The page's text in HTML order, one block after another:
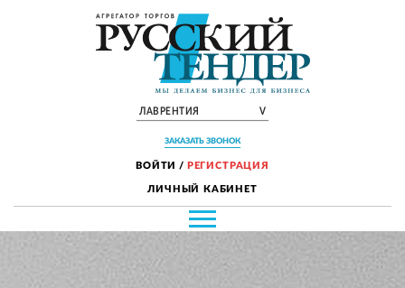
ЛАВРЕНТИЯ V
ЗАКАЗАТЬ ЗВОНОК
ВОЙТИ / РЕГИСТРАЦИЯ
ЛИЧНЫЙ КАБИНЕТ